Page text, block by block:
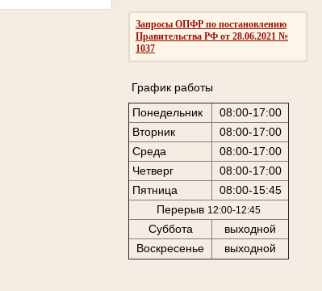
Запросы ОПФР по постановлению
Правительства РФ от 28.06.2021 №
1037
График работы
Понедельник
08:00-17:00
Вторник
08:00-17:00
Среда
08:00-17:00
Четверг
08:00-17:00
Пятница
08:00-15:45
Перерыв 12:00-12:45
Суббота
выходной
Воскресенье
выходной